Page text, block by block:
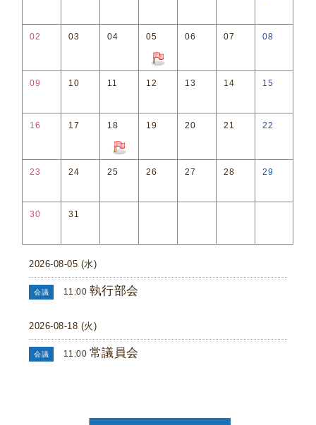
02 03 04 05 06 07 08
09 10 11 12 13 14 15
16 17 18 19 20 21 22
23 24 25 26 27 28 29
30 31
2026-08-05 (水)
会議 11:00 執行部会
2026-08-18 (火)
会議 11:00 常議員会